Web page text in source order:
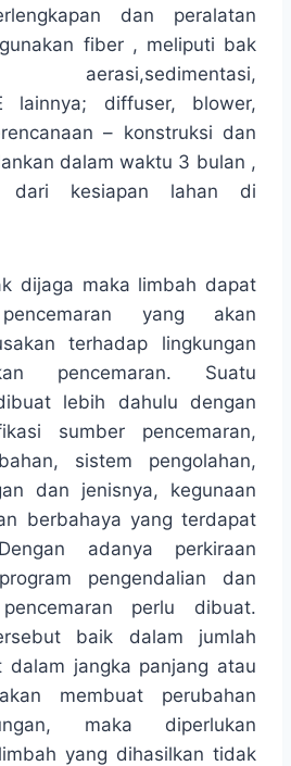
dan peralatan
fiber , meliputi bak
aerasi,sedimentasi,
lainnya; diffuser, blower,
– konstruksi dan
dalam waktu 3 bulan ,
dari kesiapan lahan di
dijaga maka limbah dapat
pencemaran yang akan
terhadap lingkungan
pencemaran. Suatu
lebih dahulu dengan
sumber pencemaran,
sistem pengolahan,
dan jenisnya, kegunaan
berbahaya yang terdapat
adanya perkiraan
pengendalian dan
pencemaran perlu dibuat.
baik dalam jumlah
dalam jangka panjang atau
membuat perubahan
maka diperlukan
yang dihasilkan tidak